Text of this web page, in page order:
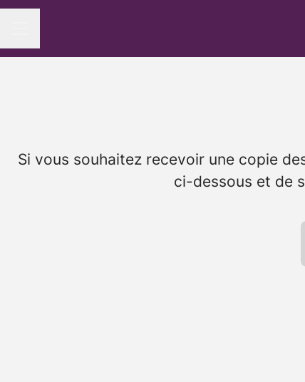
Si vous souhaitez recevoir une copie
ci-dessous et de